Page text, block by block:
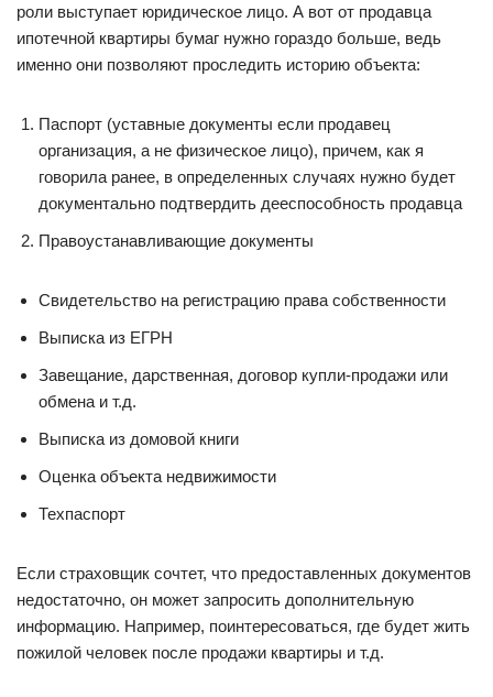
роли выступает юридическое лицо. А вот от продавца
ипотечной квартиры бумаг нужно гораздо больше, ведь
именно они позволяют проследить историю объекта:
Паспорт (уставные документы если продавец
организация, а не физическое лицо), причем, как я
говорила ранее, в определенных случаях нужно будет
документально подтвердить дееспособность продавца
Правоустанавливающие документы
Свидетельство на регистрацию права собственности
Выписка из ЕГРН
Завещание, дарственная, договор купли-продажи или
обмена и т.д.
Выписка из домовой книги
Оценка объекта недвижимости
Техпаспорт
Если страховщик сочтет, что предоставленных документов
недостаточно, он может запросить дополнительную
информацию. Например, поинтересоваться, где будет жить
пожилой человек после продажи квартиры и т.д.